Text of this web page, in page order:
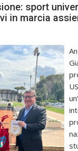
sport
in marcia